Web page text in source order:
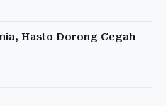
Hasto Dorong Cegah